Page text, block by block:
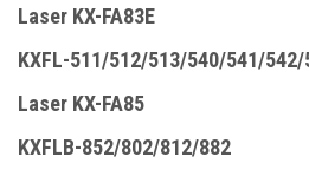
Laser KX-FA83E
KXFL-511/512/513/540/541/
Laser KX-FA85
KXFLB-852/802/812/882